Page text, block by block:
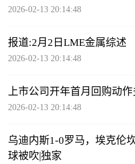
2026-02-13 20:14:48
报道:2月2日LME金属综述
2026-02-13 20:14:48
上市公司开年首月回购动
2026-02-13 20:14:48
乌迪内斯1-0罗马，埃克伦
球被吹|独家